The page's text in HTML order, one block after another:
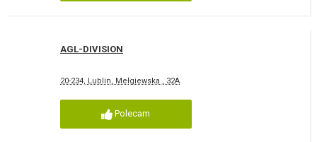
AGL-DIVISION
20-234, Lublin, Mełgiewska , 32A
Polecam